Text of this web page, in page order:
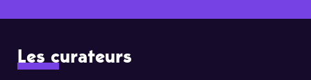
Les curateurs